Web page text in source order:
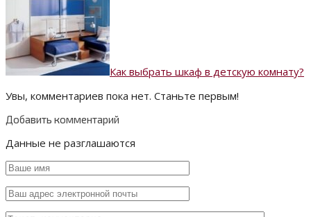
Как выбрать шкаф в детскую комнату?
Увы, комментариев пока нет. Станьте первым!
Добавить комментарий
Данные не разглашаются